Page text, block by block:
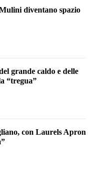
diventano spazio
grande caldo e delle
“tregua”
con Laurels Apron